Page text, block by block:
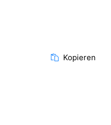
Kopieren